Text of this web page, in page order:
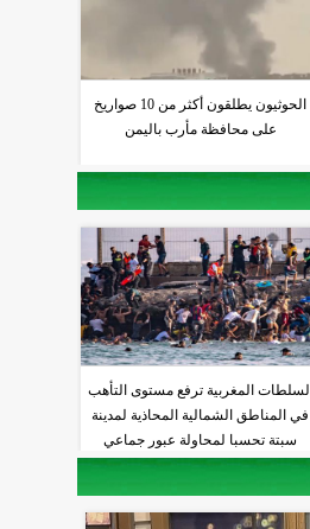
الحوثيون يطلقون أكثر من 10 صواريخ
على محافظة مأرب باليمن
السلطات المغربية ترفع مستوى التأهب
في المناطق الشمالية المحاذية لمدينة
سبتة تحسبا لمحاولة عبور جماعي
جديدة